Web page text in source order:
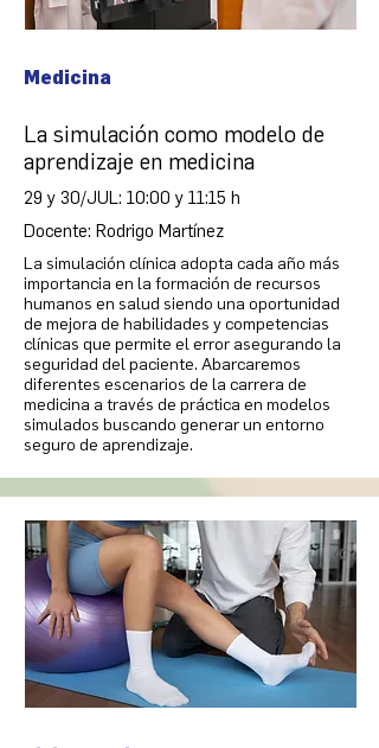
Medicina
La simulación como modelo de
aprendizaje en medicina
29 y 30/JUL: 10:00 y 11:15 h
Docente: Rodrigo Martínez
La simulación clínica adopta cada año más
importancia en la formación de recursos
humanos en salud siendo una oportunidad
de mejora de habilidades y competencias
clínicas que permite el error asegurando la
seguridad del paciente. Abarcaremos
diferentes escenarios de la carrera de
medicina a través de práctica en modelos
simulados buscando generar un entorno
seguro de aprendizaje.